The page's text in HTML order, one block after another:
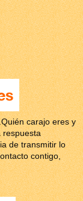
carajo eres y
respuesta
de transmitir lo
contigo,